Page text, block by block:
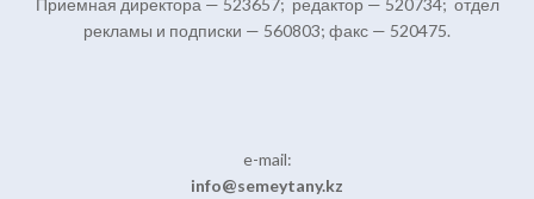
рекламы и подписки — 560803; факс — 520475.
e-mail:
info@semeytany.kz